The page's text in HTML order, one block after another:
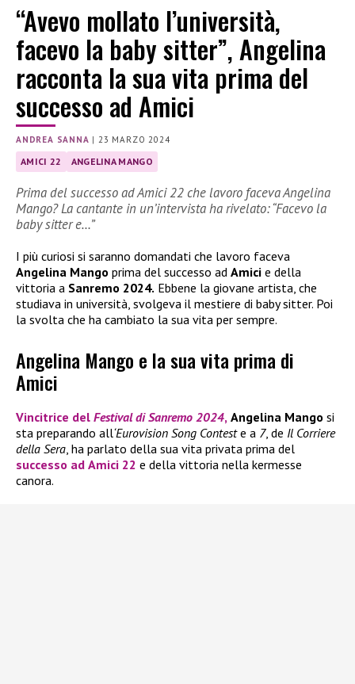
“Avevo mollato l’università,
facevo la baby sitter”, Angelina
racconta la sua vita prima del
successo ad Amici
ANDREA SANNA | 23 MARZO 2024
AMICI 22 ANGELINA MANGO
Prima del successo ad Amici 22 che lavoro faceva Angelina
Mango? La cantante in un’intervista ha rivelato: “Facevo la
baby sitter e…”
I più curiosi si saranno domandati che lavoro faceva
Angelina Mango prima del successo ad Amici e della
vittoria a Sanremo 2024. Ebbene la giovane artista, che
studiava in università, svolgeva il mestiere di baby sitter. Poi
la svolta che ha cambiato la sua vita per sempre.
Angelina Mango e la sua vita prima di
Amici
Vincitrice del Festival di Sanremo 2024, Angelina Mango si
sta preparando all‘Eurovision Song Conteste a 7, de Il Corriere
della Sera , ha parlato della sua vita privata prima del
successo ad Amici 22 e della vittoria nella kermesse
canora.